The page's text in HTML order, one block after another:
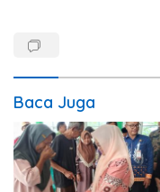
Baca Juga